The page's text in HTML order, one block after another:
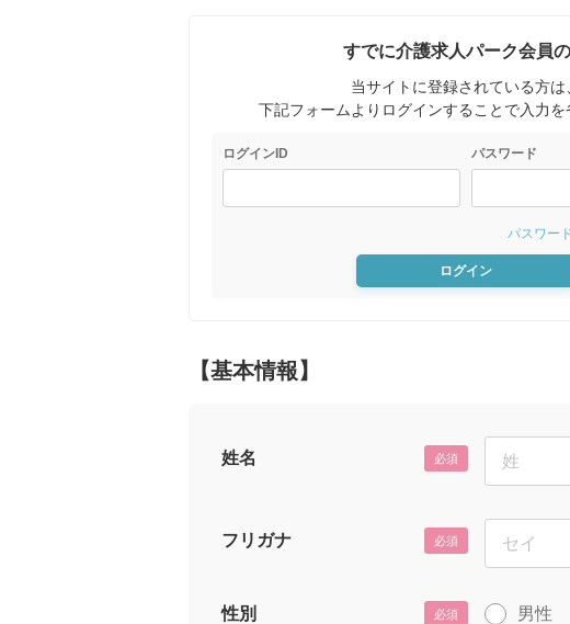
すでに介護求人パーク会員
当サイトに登録されている方は
下記フォームよりログインすることで入力を
ログインID パスワード
パスワー
ログイン
【基本情報】
姓名 必須
フリガナ 必須
性別 必須 男性